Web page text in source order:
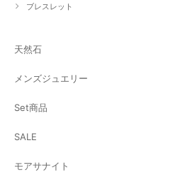
ブレスレット
天然石
メンズジュエリー
Set商品
SALE
モアサナイト